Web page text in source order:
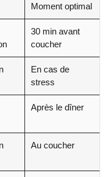
Moment optimal
30 min avant
coucher
En cas de
stress
Après le dîner
Au coucher